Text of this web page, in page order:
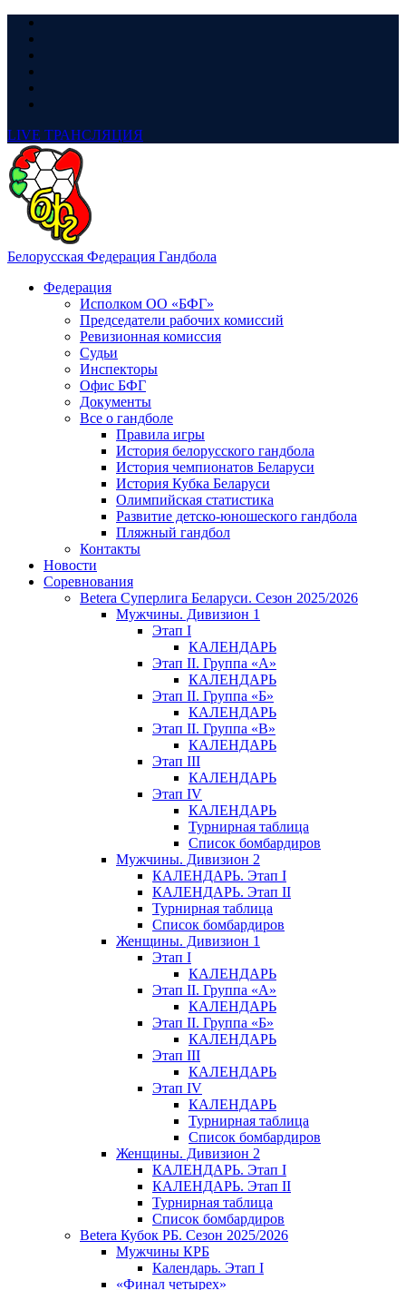
LIVE ТРАНСЛЯЦИЯ
Белорусская Федерация Гандбола
Федерация
Исполком ОО «БФГ»
Председатели рабочих комиссий
Ревизионная комиссия
Судьи
Инспекторы
Офис БФГ
Документы
Все о гандболе
Правила игры
История белорусского гандбола
История чемпионатов Беларуси
История Кубка Беларуси
Олимпийская статистика
Развитие детско-юношеского гандбола
Пляжный гандбол
Контакты
Новости
Соревнования
Betera Суперлига Беларуси. Сезон 2025/2026
Мужчины. Дивизион 1
Этап I
КАЛЕНДАРЬ
Этап II. Группа «А»
КАЛЕНДАРЬ
Этап II. Группа «Б»
КАЛЕНДАРЬ
Этап II. Группа «В»
КАЛЕНДАРЬ
Этап III
КАЛЕНДАРЬ
Этап IV
КАЛЕНДАРЬ
Турнирная таблица
Список бомбардиров
Мужчины. Дивизион 2
КАЛЕНДАРЬ. Этап I
КАЛЕНДАРЬ. Этап II
Турнирная таблица
Список бомбардиров
Женщины. Дивизион 1
Этап I
КАЛЕНДАРЬ
Этап II. Группа «А»
КАЛЕНДАРЬ
Этап II. Группа «Б»
КАЛЕНДАРЬ
Этап III
КАЛЕНДАРЬ
Этап IV
КАЛЕНДАРЬ
Турнирная таблица
Список бомбардиров
Женщины. Дивизион 2
КАЛЕНДАРЬ. Этап I
КАЛЕНДАРЬ. Этап II
Турнирная таблица
Список бомбардиров
Betera Кубок РБ. Сезон 2025/2026
Мужчины КРБ
Календарь. Этап I
«Финал четырех»